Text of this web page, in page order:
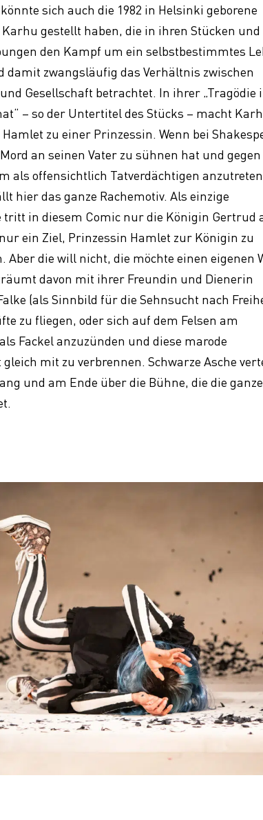
sich auch die 1982 in Helsinki geborene
gestellt haben, die in ihren Stücken und
den Kampf um ein selbstbestimmtes
damit zwangsläufig das Verhältnis zwischen
Gesellschaft betrachtet. In ihrer „Tragödie
– so der Untertitel des Stücks – macht
zu einer Prinzessin. Wenn bei
an seinen Vater zu sühnen hat und gegen
als offensichtlich Tatverdächtigen anzutreten
hier das ganze Rachemotiv. Als einzige
tritt in diesem Comic nur die Königin Gertrud
ein Ziel, Prinzessin Hamlet zur Königin zu
Aber die will nicht, die möchte einen eigenen
davon mit ihrer Freundin und Dienerin
(als Sinnbild für die Sehnsucht nach
zu fliegen, oder sich auf dem Felsen am
Fackel anzuzünden und diese marode
gleich mit zu verbrennen. Schwarze Asche
und am Ende über die Bühne, die die ganze